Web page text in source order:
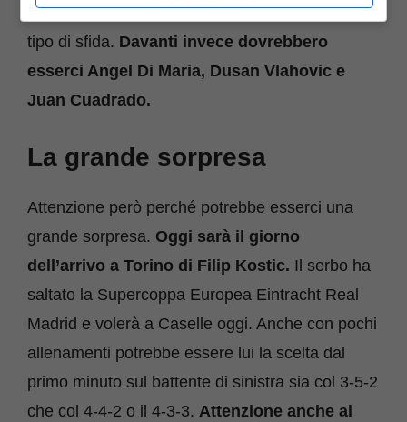
però sembra aver vinto definitivamente questo
tipo di sfida. Davanti invece dovrebbero
esserci Angel Di Maria, Dusan Vlahovic e
Juan Cuadrado.
La grande sorpresa
Attenzione però perché potrebbe esserci una
grande sorpresa. Oggi sarà il giorno
dell’arrivo a Torino di Filip Kostic. Il serbo ha
saltato la Supercoppa Europea Eintracht Real
Madrid e volerà a Caselle oggi. Anche con pochi
allenamenti potrebbe essere lui la scelta dal
primo minuto sul battente di sinistra sia col 3-5-2
che col 4-4-2 o il 4-3-3. Attenzione anche al